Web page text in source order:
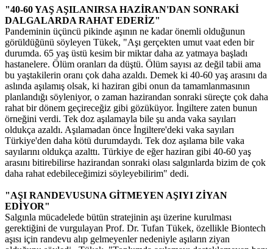
"40-60 YAŞ AŞILANIRSA HAZİRAN'DAN SONRAKİ
DALGALARDA RAHAT EDERİZ"
Pandeminin üçüncü pikinde aşının ne kadar önemli olduğunun
görüldüğünü söyleyen Tükek, "Aşı gerçekten umut vaat eden bir
durumda. 65 yaş üstü kesim bir miktar daha az yatmaya başladı
hastanelere. Ölüm oranları da düştü. Ölüm sayısı az değil tabii ama
bu yaştakilerin oranı çok daha azaldı. Demek ki 40-60 yaş arasını da
aslında aşılamış olsak, ki haziran gibi onun da tamamlanmasının
planlandığı söyleniyor, o zaman hazirandan sonraki süreçte çok daha
rahat bir dönem geçireceğiz gibi gözüküyor. İngiltere zaten bunun
örneğini verdi. Tek doz aşılamayla bile şu anda vaka sayıları
oldukça azaldı. Aşılamadan önce İngiltere'deki vaka sayıları
Türkiye'den daha kötü durumdaydı. Tek doz aşılama bile vaka
sayılarını oldukça azalttı. Türkiye de eğer haziran gibi 40-60 yaş
arasını bitirebilirse hazirandan sonraki olası salgınlarda bizim de çok
daha rahat edebileceğimizi söyleyebilirim" dedi.
"AŞI RANDEVUSUNA GİTMEYEN AŞIYI ZİYAN
EDİYOR"
Salgınla mücadelede bütün stratejinin aşı üzerine kurulması
gerektiğini de vurgulayan Prof. Dr. Tufan Tükek, özellikle Biontech
aşısı için randevu alıp gelmeyenler nedeniyle aşıların ziyan